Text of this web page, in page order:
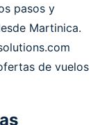
pasos y
Martinica.
de vuelos